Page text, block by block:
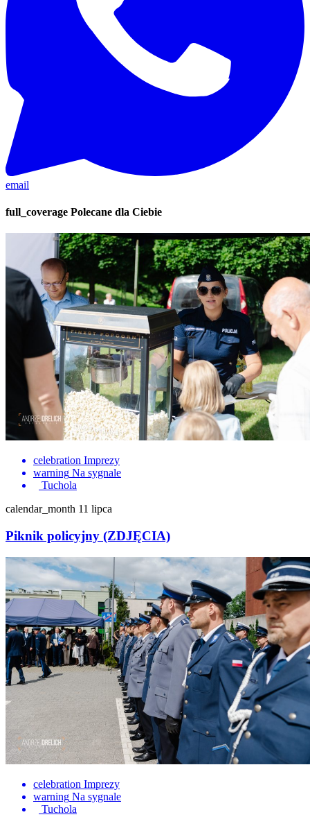
email
full_coverage Polecane dla Ciebie
celebration Imprezy
warning Na sygnale
Tuchola
calendar_month 11 lipca
Piknik policyjny (ZDJĘCIA)
celebration Imprezy
warning Na sygnale
Tuchola